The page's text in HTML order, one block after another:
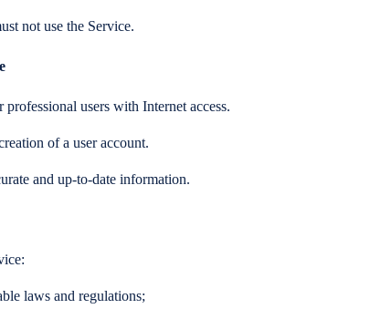
not use the Service.
users with Internet access.
of a user account.
and up-to-date information.
laws and regulations;